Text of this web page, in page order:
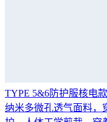
TYPE 5&6防护服核电款
纳米多微孔透气面料，